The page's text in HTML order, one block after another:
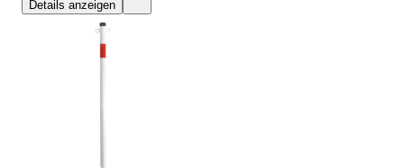
Details anzeigen